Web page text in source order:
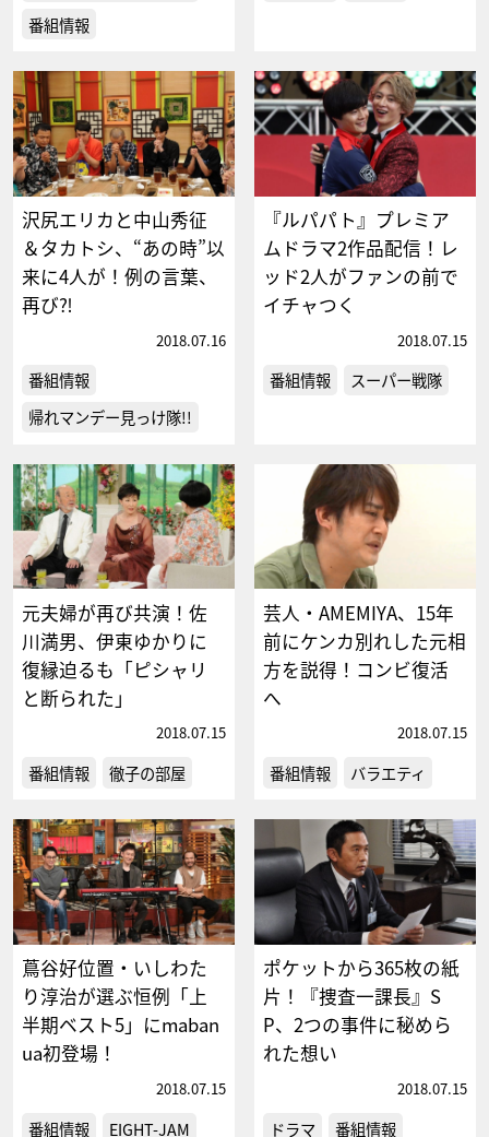
番組情報
沢尻エリカと中山秀征
＆タカトシ、“あの時”以
来に4人が！例の言葉、
再び⁈
2018.07.16
番組情報
帰れマンデー見っけ隊!!
『ルパパト』プレミア
ムドラマ2作品配信！レ
ッド2人がファンの前で
イチャつく
2018.07.15
番組情報 スーパー戦隊
元夫婦が再び共演！佐
川満男、伊東ゆかりに
復縁迫るも「ピシャリ
と断られた」
2018.07.15
番組情報 徹子の部屋
芸人・AMEMIYA、15年
前にケンカ別れした元相
方を説得！コンビ復活
へ
2018.07.15
番組情報 バラエティ
蔦谷好位置・いしわた
り淳治が選ぶ恒例「上
半期ベスト5」にmaban
ua初登場！
2018.07.15
番組情報 EIGHT-JAM
ポケットから365枚の紙
片！『捜査一課長』S
P、2つの事件に秘めら
れた想い
2018.07.15
ドラマ 番組情報